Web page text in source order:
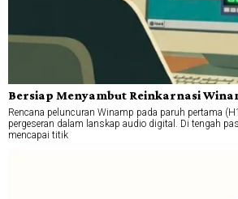
Bersiap Menyambut Reinkarnasi
Rencana peluncuran Winamp pada paruh pertama
pergeseran dalam lanskap audio digital. Di tengah
mencapai titik